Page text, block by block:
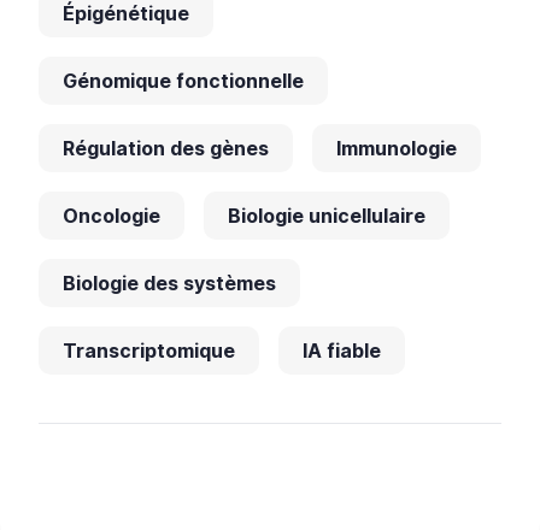
Épigénétique
Génomique fonctionnelle
Régulation des gènes Immunologie
Oncologie Biologie unicellulaire
Biologie des systèmes
Transcriptomique IA fiable